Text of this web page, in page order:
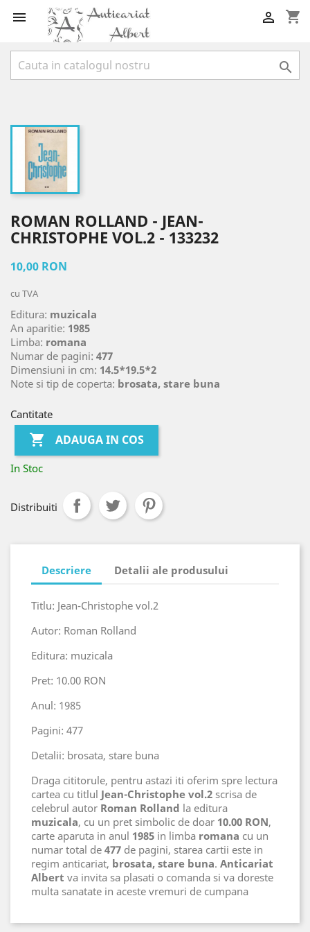
 shopping_cart


ROMAN ROLLAND - JEAN-
CHRISTOPHE VOL.2 - 133232
10,00 RON
cu TVA
Editura: muzicala
An aparitie: 1985
Limba: romana
Numar de pagini: 477
Dimensiuni in cm: 14.5*19.5*2
Note si tip de coperta: brosata, stare buna
Cantitate
 ADAUGA IN COS
In Stoc
Distribuiti
Descriere Detalii ale produsului
Titlu: Jean-Christophe vol.2
Autor: Roman Rolland
Editura: muzicala
Pret: 10.00 RON
Anul: 1985
Pagini: 477
Detalii: brosata, stare buna
Draga cititorule, pentru astazi iti oferim spre lectura
cartea cu titlul Jean-Christophe vol.2 scrisa de
celebrul autor Roman Rolland la editura
muzicala, cu un pret simbolic de doar 10.00 RON,
carte aparuta in anul 1985 in limba romana cu un
numar total de 477 de pagini, starea cartii este in
regim anticariat, brosata, stare buna. Anticariat
Albert va invita sa plasati o comanda si va doreste
multa sanatate in aceste vremuri de cumpana